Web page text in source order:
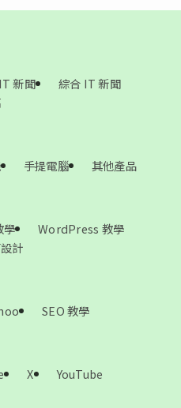
新聞
綜合 IT 新聞
手提電腦 其他產品
學
WordPress 教學
計
SEO 教學
X
YouTube